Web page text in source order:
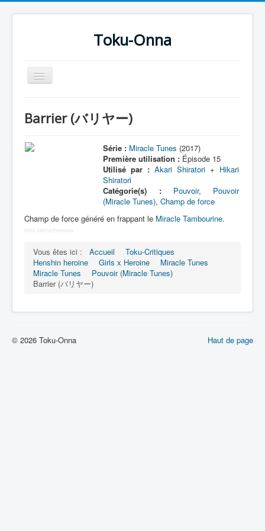
Toku-Onna
Basculer
la
Toku-Actrices
Toku-Critiques
Dessins
Lexique
Idol senshi Miracle Tunes ! (アイ
Idoles guerrières Miracle Tunes !
Série
Barrier (バリヤー)
Série : Miracle Tunes (2017)
Première utilisation : Épisode 15
Utilisé par : Akari Shiratori + Hikari
Shiratori
Catégorie(s) :
Pouvoir, Pouvoir
(Miracle Tunes),Champ de force
Champ de force généré en frappant le Miracle Tambourine.
More Joomla Extensions
Vous êtes ici : Accueil
Toku-Critiques
Henshin heroine
Girls x Heroine
Miracle Tunes
Miracle Tunes
Pouvoir (Miracle Tunes)
Barrier (バリヤー)
Haut de page
© 2026 Toku-Onna